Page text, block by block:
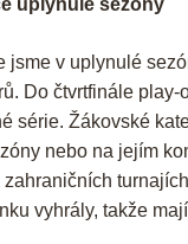
uplynulé sezóny
jsme v uplynulé
Do čtvrtfinále
série. Žákovské
nebo na jejím
vyhrály, takže